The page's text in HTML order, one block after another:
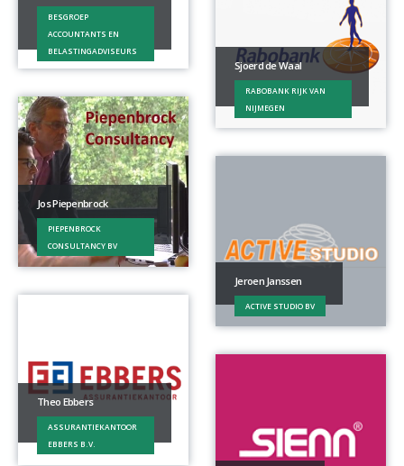
BESGROEP
ACCOUNTANTS EN
BELASTINGADVISEURS
Sjoerd de Waal
RABOBANK RIJK VAN
NIJMEGEN
Jos Piepenbrock
PIEPENBROCK
CONSULTANCY BV
Jeroen Janssen
ACTIVE STUDIO BV
Theo Ebbers
ASSURANTIEKANTOOR
EBBERS B.V.